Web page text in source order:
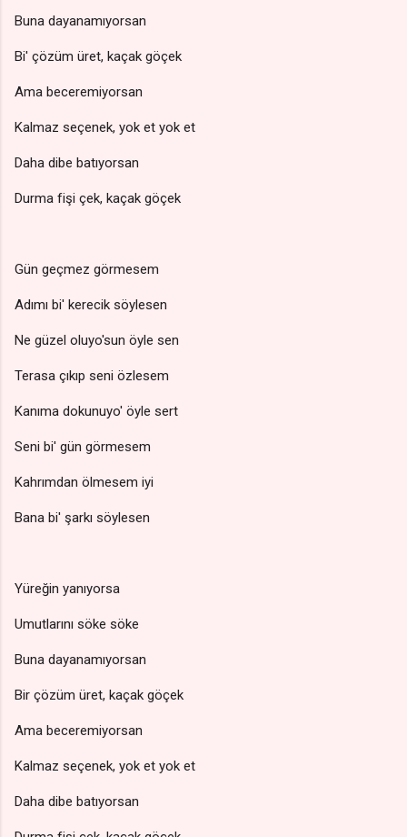
Buna dayanamıyorsan
Bi' çözüm üret, kaçak göçek
Ama beceremiyorsan
Kalmaz seçenek, yok et yok et
Daha dibe batıyorsan
Durma fişi çek, kaçak göçek
Gün geçmez görmesem
Adımı bi' kerecik söylesen
Ne güzel oluyo'sun öyle sen
Terasa çıkıp seni özlesem
Kanıma dokunuyo' öyle sert
Seni bi' gün görmesem
Kahrımdan ölmesem iyi
Bana bi' şarkı söylesen
Yüreğin yanıyorsa
Umutlarını söke söke
Buna dayanamıyorsan
Bir çözüm üret, kaçak göçek
Ama beceremiyorsan
Kalmaz seçenek, yok et yok et
Daha dibe batıyorsan